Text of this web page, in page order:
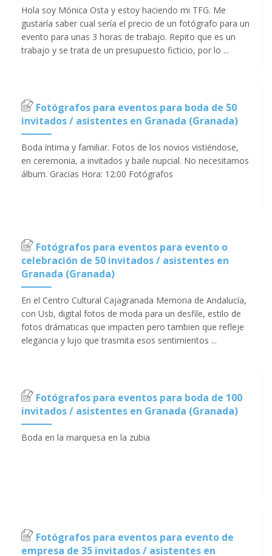
Hola soy Mónica Osta y estoy haciendo mi TFG. Me
gustaría saber cual sería el precio de un fotógrafo para un
evento para unas 3 horas de trabajo. Repito que es un
trabajo y se trata de un presupuesto ficticio, por lo ...
Fotógrafos para eventos para boda de 50
invitados / asistentes en Granada (Granada)
Boda íntima y familiar. Fotos de los novios vistiéndose,
en ceremonia, a invitados y baile nupcial. No necesitamos
álbum. Gracias Hora: 12:00 Fotógrafos
Fotógrafos para eventos para evento o
celebración de 50 invitados / asistentes en
Granada (Granada)
En el Centro Cultural Cajagranada Memoria de Andalucía,
con Usb, digital fotos de moda para un desfile, estilo de
fotos drámaticas que impacten pero tambien que refleje
elegancia y lujo que trasmita esos sentimientos ...
Fotógrafos para eventos para boda de 100
invitados / asistentes en Granada (Granada)
Boda en la marquesa en la zubia
Fotógrafos para eventos para evento de
empresa de 35 invitados / asistentes en